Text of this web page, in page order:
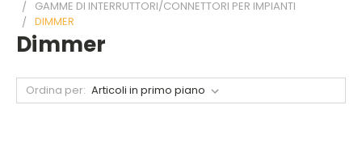
GAMME DI INTERRUTTORI/CONNETTORI PER IMPIANTI
DIMMER
Dimmer
Ordina per: